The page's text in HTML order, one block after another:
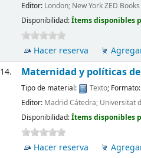
Editor: London; New York ZED
Disponibilidad:Ítems disponibles
Hacer reserva
14.
Maternidad y políticas
Tipo de material: Texto; Formato:
Editor: Madrid Cátedra; Universitat
Disponibilidad:Ítems disponibles
Hacer reserva